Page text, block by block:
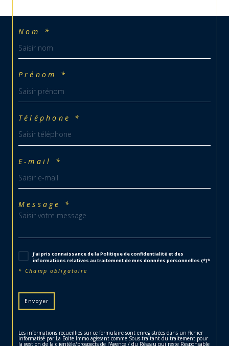
Nom *
Prénom *
Téléphone *
E-mail *
Message *
J'ai pris connaissance de la Politique de confidentialité et des
informations relatives au traitement de mes données personnelles (*)*
* Champ obligatoire
Envoyer
Les informations recueillies sur ce formulaire sont enregistrées dans un fichier
informatisé par La Boite Immo agissant comme Sous-traitant du traitement pour
la gestion de la clientèle/prospects de l'Agence / du Réseau qui reste Responsable